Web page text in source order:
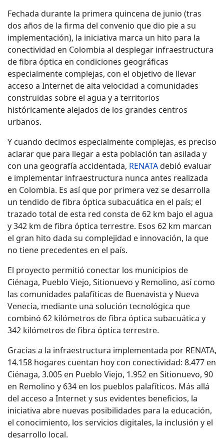
Fechada durante la primera quincena de junio (tras
dos años de la firma del convenio que dio pie a su
implementación), la iniciativa marca un hito para la
conectividad en Colombia al desplegar infraestructura
de fibra óptica en condiciones geográficas
especialmente complejas, con el objetivo de llevar
acceso a Internet de alta velocidad a comunidades
construidas sobre el agua y a territorios
históricamente alejados de los grandes centros
urbanos.
Y cuando decimos especialmente complejas, es preciso
aclarar que para llegar a esta población tan asilada y
con una geografía accidentada, RENATAdebió evaluar
e implementar infraestructura nunca antes realizada
en Colombia. Es así que por primera vez se desarrolla
un tendido de fibra óptica subacuática en el país; el
trazado total de esta red consta de 62 km bajo el agua
y 342 km de fibra óptica terrestre. Esos 62 km marcan
el gran hito dada su complejidad e innovación, la que
no tiene precedentes en el país.
El proyecto permitió conectar los municipios de
Ciénaga, Pueblo Viejo, Sitionuevo y Remolino, así como
las comunidades palafíticas de Buenavista y Nueva
Venecia, mediante una solución tecnológica que
combinó 62 kilómetros de fibra óptica subacuática y
342 kilómetros de fibra óptica terrestre.
Gracias a la infraestructura implementada por RENATA,
14.158 hogares cuentan hoy con conectividad: 8.477 en
Ciénaga, 3.005 en Pueblo Viejo, 1.952 en Sitionuevo, 90
en Remolino y 634 en los pueblos palafíticos. Más allá
del acceso a Internet y sus evidentes beneficios, la
iniciativa abre nuevas posibilidades para la educación,
el conocimiento, los servicios digitales, la inclusión y el
desarrollo local.